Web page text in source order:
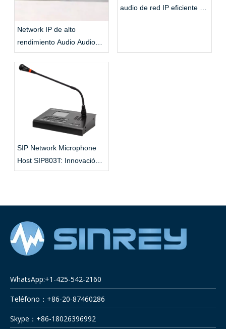
Network IP de alto
rendimiento Audio Audio
Techo activo Altavoz
audio de red IP eficiente y
SIP Network Microphone
Host SIP803T: Innovación
inteligente para la
WhatsApp:+1-425-542-2160
Teléfono：+86-20-87460286
Skype：+86-18026396992